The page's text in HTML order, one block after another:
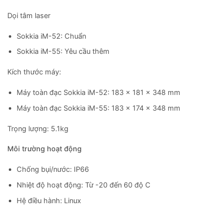
Dọi tâm laser
Sokkia iM-52: Chuẩn
Sokkia iM-55: Yêu cầu thêm
Kích thước máy:
Máy toàn đạc Sokkia iM-52: 183 x 181 x 348 mm
Máy toàn đạc Sokkia iM-55: 183 x 174 x 348 mm
Trọng lượng: 5.1kg
Môi trường hoạt động
Chống bụi/nước: IP66
Nhiệt độ hoạt động: Từ -20 đến 60 độ C
Hệ điều hành: Linux